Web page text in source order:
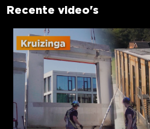
Recente video's